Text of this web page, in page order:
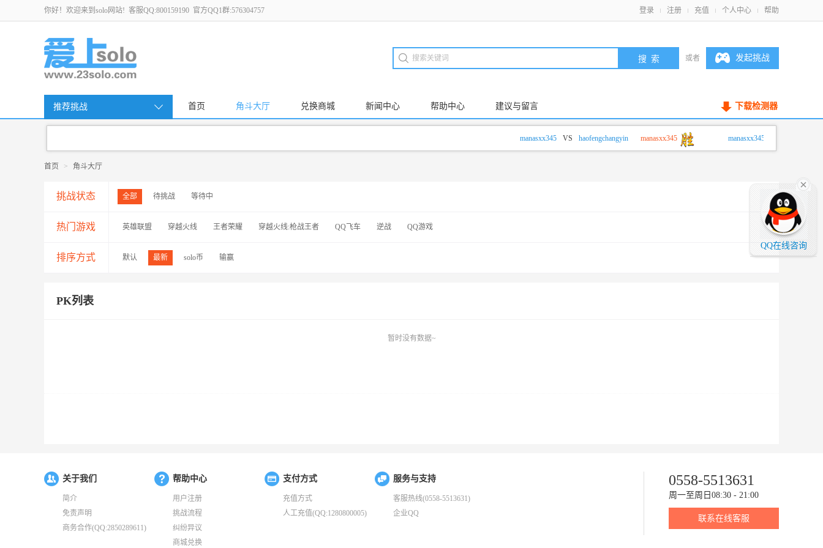
你好！欢迎来到solo网站! 客服QQ:800159190 官方QQ1群:576304757 登录 注册 充值 个人中心 帮助
或者 发起挑战
推荐挑战 首页 角斗大厅 兑换商城 新闻中心 帮助中心 建议与留言 下载检测器
manasxx345 VS haofengchangyin manasxx345 manasxx345 VS
首页 > 角斗大厅
挑战状态 全部 待挑战 等待中
热门游戏 英雄联盟 穿越火线 王者荣耀 穿越火线:枪战王者 QQ飞车 逆战 QQ游戏
排序方式 默认 最新 solo币 输赢
PK列表
暂时没有数据~
关于我们
简介
免责声明
商务合作(QQ:2850289611)
帮助中心
用户注册
挑战流程
纠纷异议
商城兑换
支付方式
充值方式
人工充值(QQ:1280800005)
服务与支持
客服热线(0558-5513631)
企业QQ
0558-5513631
周一至周日08:30 - 21:00
联系在线客服
QQ在线咨询